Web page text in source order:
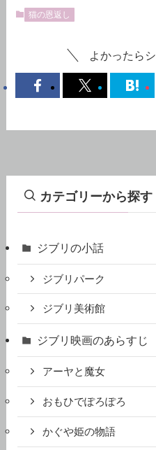
猫の恩返し
よかったら
カテゴリーから探す
ジブリの小話
ジブリパーク
ジブリ美術館
ジブリ映画のあらすじ
アーヤと魔女
おもひでぽろぽろ
かぐや姫の物語